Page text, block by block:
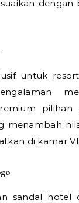
dengan
untuk
pilihan
menambah
di kamar
sandal hotel